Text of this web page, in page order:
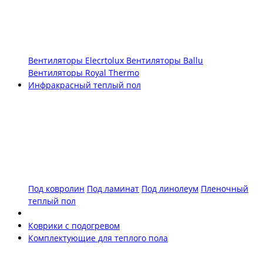
Вентиляторы Elecrtolux Вентиляторы Ballu
Вентиляторы Royal Thermo
Инфракрасный теплый пол
Под ковролин Под ламинат Под линолеум Пленочный
теплый пол
Коврики с подогревом
Комплектующие для теплого пола